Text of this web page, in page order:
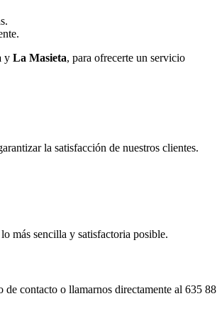
y La Masieta, para ofrecerte un servicio
la satisfacción de nuestros clientes.
más sencilla y satisfactoria posible.
contacto o llamarnos directamente al 635 88